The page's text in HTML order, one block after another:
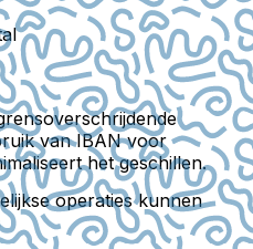
van IBAN voor
het geschillen.
operaties kunnen